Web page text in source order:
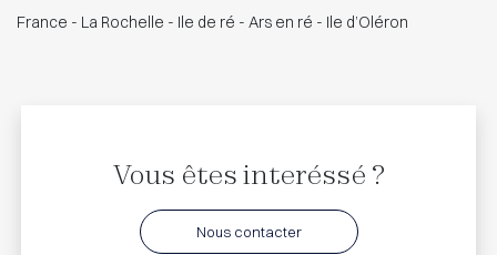
France - La Rochelle - Ile de ré - Ars en ré - Ile d’Oléron
Vous êtes interéssé ?
Nous contacter